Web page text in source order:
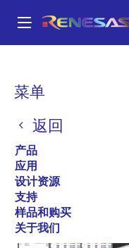
到
菜单
返回
产品
应用
设计资源
支持
样品和购买
关于我们
面
屑